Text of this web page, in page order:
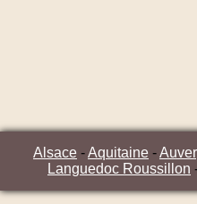
Alsace -Aquitaine -
Languedoc Roussillon